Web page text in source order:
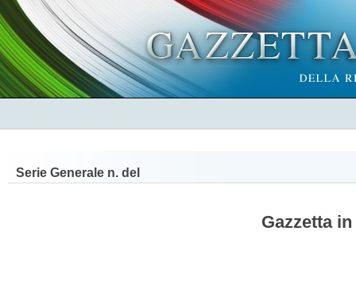
Serie Generale n. del
Gazzetta